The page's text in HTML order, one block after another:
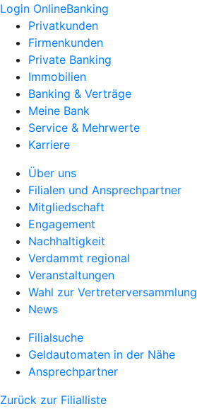
Login OnlineBanking
Privatkunden
Firmenkunden
Private Banking
Immobilien
Banking & Verträge
Meine Bank
Service & Mehrwerte
Karriere
Über uns
Filialen und Ansprechpartner
Mitgliedschaft
Engagement
Nachhaltigkeit
Verdammt regional
Veranstaltungen
Wahl zur Vertreterversammlung
News
Filialsuche
Geldautomaten in der Nähe
Ansprechpartner
Zurück zur Filialliste